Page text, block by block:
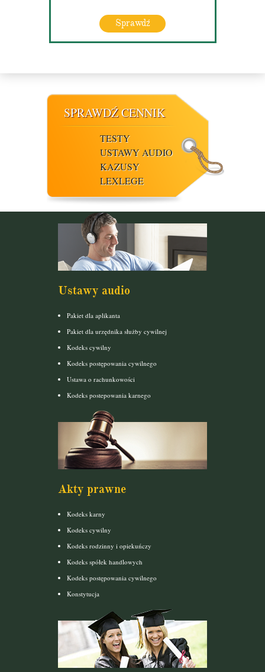
Sprawdź
SPRAWDŹ CENNIK
TESTY
USTAWY AUDIO
KAZUSY
LEXLEGE
Ustawy audio
Pakiet dla aplikanta
Pakiet dla urzędnika służby cywilnej
Kodeks cywilny
Kodeks postępowania cywilnego
Ustawa o rachunkowości
Kodeks postepowania karnego
Akty prawne
Kodeks karny
Kodeks cywilny
Kodeks rodzinny i opiekuńczy
Kodeks spółek handlowych
Kodeks postępowania cywilnego
Konstytucja